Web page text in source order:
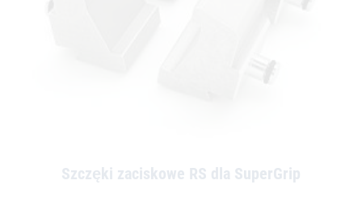
Szczęki zaciskowe RS dla SuperGrip